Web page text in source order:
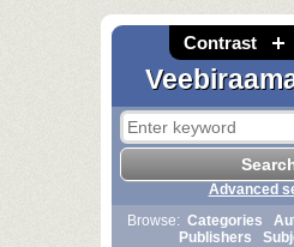
Contrast
Advanced
Browse: Categories
Publishers